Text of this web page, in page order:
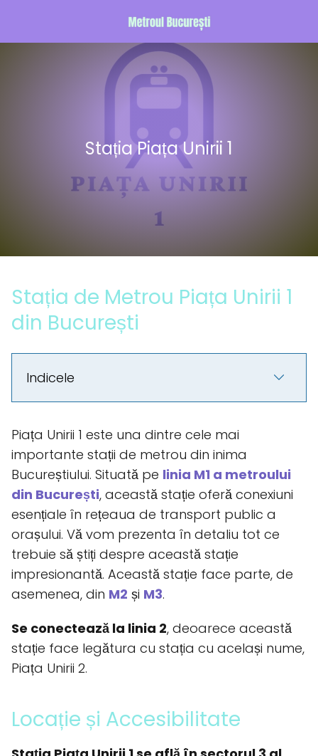
Stația Piața Unirii 1
Stația de Metrou Piața Unirii 1
din București
Indicele
Piața Unirii 1 este una dintre cele mai
importante stații de metrou din inima
Bucureștiului. Situată pe linia M1 a metroului
din București, această stație oferă conexiuni
esențiale în rețeaua de transport public a
orașului. Vă vom prezenta în detaliu tot ce
trebuie să știți despre această stație
impresionantă. Această stație face parte, de
asemenea, din M2 și M3.
Se conectează la linia 2, deoarece această
stație face legătura cu stația cu același nume,
Piața Unirii 2.
Locație și Accesibilitate